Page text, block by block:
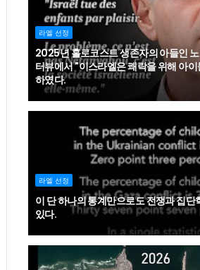
라엘 선정
2025년 홀로코스트 생존자의 아들인
터뷰에서 "이스라엘은 쾌락을 위해 아
하였다.
라엘 선정
이 단 하나의 통계만으로도 전쟁과 집단
있다.